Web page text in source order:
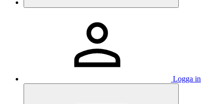
Logga in